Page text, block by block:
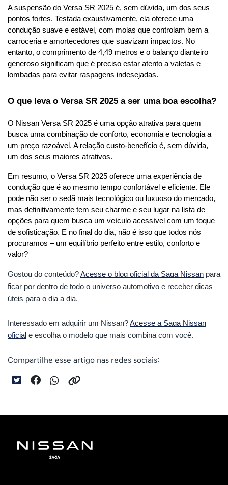
A suspensão do Versa SR 2025 é, sem dúvida, um dos seus
pontos fortes. Testada exaustivamente, ela oferece uma
condução suave e estável, com molas que controlam bem a
carroceria e amortecedores que suavizam impactos. No
entanto, o comprimento de 4,49 metros e o balanço dianteiro
generoso significam que é preciso estar atento a valetas e
lombadas para evitar raspagens indesejadas.
O que leva o Versa SR 2025 a ser uma boa escolha?
O Nissan Versa SR 2025 é uma opção atrativa para quem
busca uma combinação de conforto, economia e tecnologia a
um preço razoável. A relação custo-benefício é, sem dúvida,
um dos seus maiores atrativos.
Em resumo, o Versa SR 2025 oferece uma experiência de
condução que é ao mesmo tempo confortável e eficiente. Ele
pode não ser o sedã mais tecnológico ou luxuoso do mercado,
mas definitivamente tem seu charme e seu lugar na lista de
opções para quem busca um veículo acessível com um toque
de sofisticação. E no final do dia, não é isso que todos nós
procuramos – um equilíbrio perfeito entre estilo, conforto e
valor?
Gostou do conteúdo?Acesse o blog oficial da Saga Nissan para
ficar por dentro de todo o universo automotivo e receber dicas
úteis para o dia a dia.
Interessado em adquirir um Nissan?Acesse a Saga Nissan
oficial e escolha o modelo que mais combina com você.
Compartilhe esse artigo nas redes sociais: